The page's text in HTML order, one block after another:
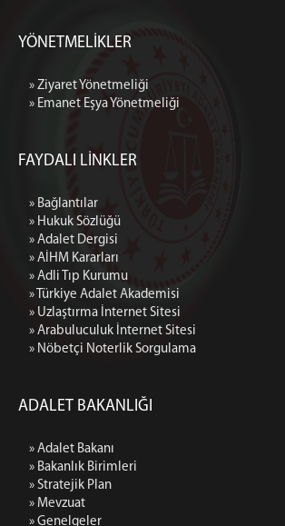
Uyap Bilişim Sistemleri
Uyap E-Posta
İLETİŞİM
YÖNETMELİKLER
» Ziyaret Yönetmeliği
» Emanet Eşya Yönetmeliği
FAYDALI LİNKLER
» Bağlantılar
» Hukuk Sözlüğü
» Adalet Dergisi
» AİHM Kararları
» Adli Tıp Kurumu
» Türkiye Adalet Akademisi
» Uzlaştırma İnternet Sitesi
» Arabuluculuk İnternet Sitesi
» Nöbetçi Noterlik Sorgulama
ADALET BAKANLIĞI
» Adalet Bakanı
» Bakanlık Birimleri
» Stratejik Plan
» Mevzuat
» Genelgeler